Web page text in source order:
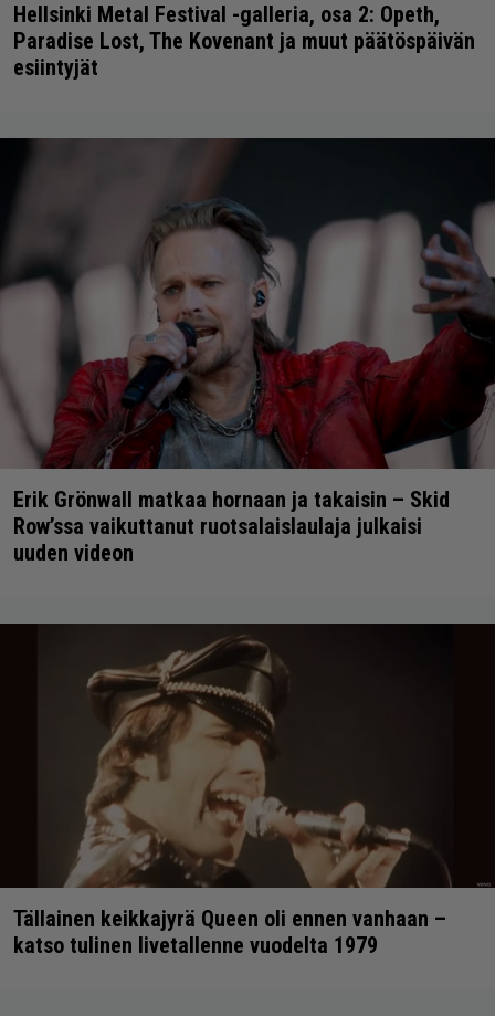
Hellsinki Metal Festival -galleria, osa 2: Opeth,
Paradise Lost, The Kovenant ja muut päätöspäivän
esiintyjät
Erik Grönwall matkaa hornaan ja takaisin – Skid
Row’ssa vaikuttanut ruotsalaislaulaja julkaisi
uuden videon
Tällainen keikkajyrä Queen oli ennen vanhaan –
katso tulinen livetallenne vuodelta 1979